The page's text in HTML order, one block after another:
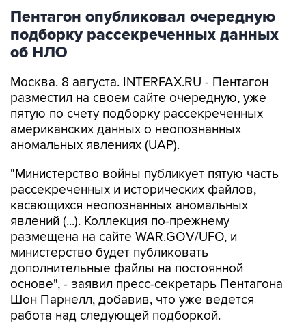
Пентагон опубликовал очередную
подборку рассекреченных данных
об НЛО
Москва. 8 августа. INTERFAX.RU - Пентагон
разместил на своем сайте очередную, уже
пятую по счету подборку рассекреченных
американских данных о неопознанных
аномальных явлениях (UAP).
"Министерство войны публикует пятую часть
рассекреченных и исторических файлов,
касающихся неопознанных аномальных
явлений (...). Коллекция по-прежнему
размещена на сайте WAR.GOV/UFO, и
министерство будет публиковать
дополнительные файлы на постоянной
основе", - заявил пресс-секретарь Пентагона
Шон Парнелл, добавив, что уже ведется
работа над следующей подборкой.